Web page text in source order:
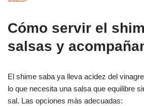
Cómo servir el
salsas y
El shime saba ya lleva acidez del
lo que necesita una salsa que equilibre
sal. Las opciones más adecuadas: